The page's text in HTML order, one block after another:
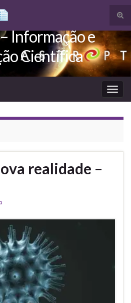
Informação e
Científica
realidade –